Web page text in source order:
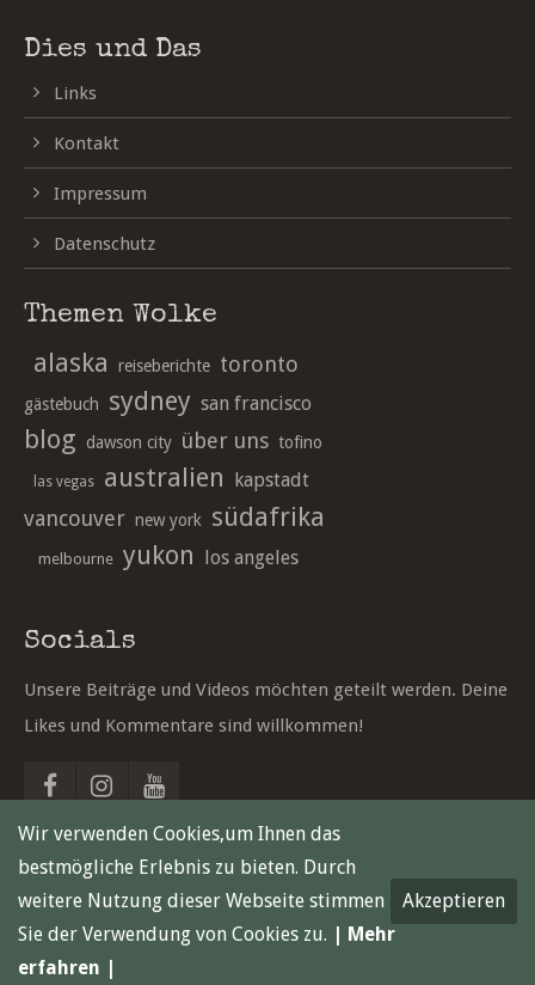
Dies und Das
Links
Kontakt
Impressum
Datenschutz
Themen Wolke
alaska reiseberichte toronto
gästebuch sydney san francisco
blog dawson city über uns tofino
las vegas australien kapstadt
vancouver new york südafrika
melbourne yukon los angeles
Socials
Unsere Beiträge und Videos möchten geteilt werden. Deine
Likes und Kommentare sind willkommen!
Wir verwenden Cookies,um Ihnen das
bestmögliche Erlebnis zu bieten. Durch
weitere Nutzung dieser Webseite stimmen
Sie der Verwendung von Cookies zu. | Mehr
erfahren |
Akzeptieren